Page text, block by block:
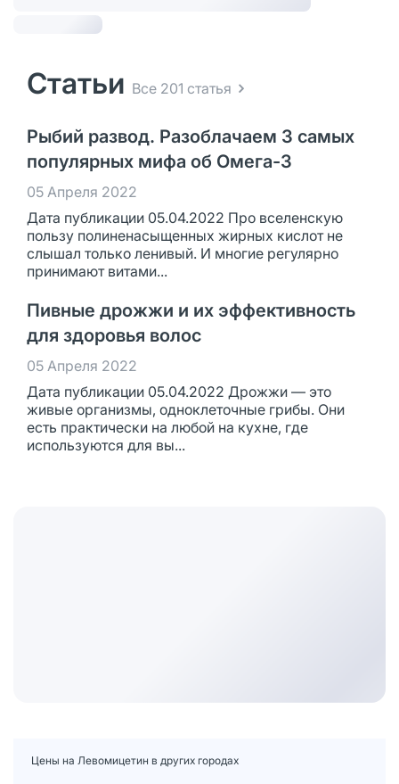
Статьи Все 201 статья
Рыбий развод. Разоблачаем 3 самых
популярных мифа об Омега-3
05 Апреля 2022
Дата публикации 05.04.2022 Про вселенскую
пользу полиненасыщенных жирных кислот не
слышал только ленивый. И многие регулярно
принимают витами...
Пивные дрожжи и их эффективность
для здоровья волос
05 Апреля 2022
Дата публикации 05.04.2022 Дрожжи — это
живые организмы, одноклеточные грибы. Они
есть практически на любой на кухне, где
используются для вы...
Цены на Левомицетин в других городах